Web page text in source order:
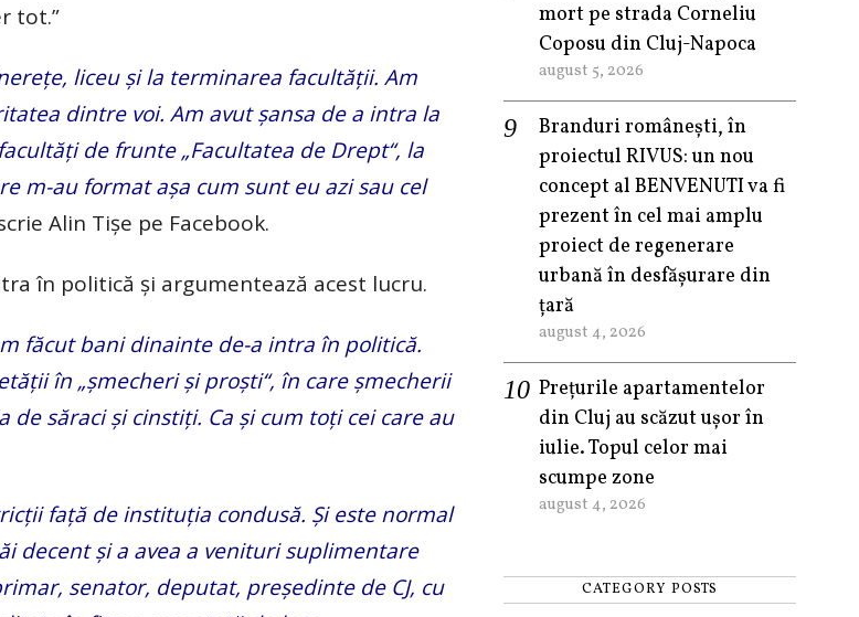
tot.”
liceu și la terminarea facultății. Am
dintre voi. Am avut șansa de a intra la
de frunte „Facultatea de Drept“, la
m-au format așa cum sunt eu azi sau cel
Alin Tișe pe Facebook.
în politică și argumentează acest lucru.
făcut bani dinainte de-a intra în politică.
în „șmecheri și proști“, în care șmecherii
săraci și cinstiți. Ca și cum toți cei care au
față de instituția condusă. Și este normal
decent și a avea a venituri suplimentare
senator, deputat, președinte de CJ, cu
mort pe strada Corneliu
Coposu din Cluj-Napoca
august 5, 2026
Branduri românești, în
proiectul RIVUS: un nou
concept al BENVENUTI va fi
prezent în cel mai amplu
proiect de regenerare
urbană în desfășurare din
țară
august 4, 2026
Prețurile apartamentelor
din Cluj au scăzut ușor în
iulie. Topul celor mai
scumpe zone
august 4, 2026
CATEGORY POSTS